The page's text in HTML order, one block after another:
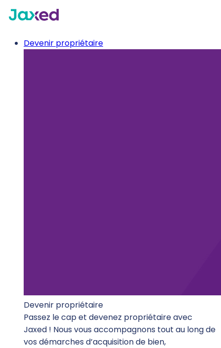
Devenir propriétaire
Devenir propriétaire
Passez le cap et devenez propriétaire avec
Jaxed ! Nous vous accompagnons tout au long de
vos démarches d’acquisition de bien,